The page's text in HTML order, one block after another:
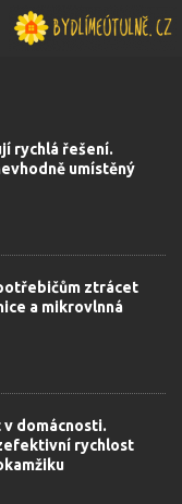
rychlá řešení.
umístěný
ztrácet
a mikrovlnná
domácnosti.
rychlost